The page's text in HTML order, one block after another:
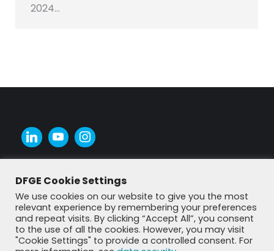
2024…
DFGE Cookie Settings
We use cookies on our website to give you the most
relevant experience by remembering your preferences
and repeat visits. By clicking “Accept All”, you consent
to the use of all the cookies. However, you may visit
"Cookie Settings" to provide a controlled consent. For